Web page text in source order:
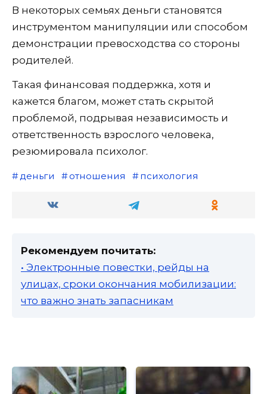
В некоторых семьях деньги становятся
инструментом манипуляции или способом
демонстрации превосходства со стороны
родителей.
Такая финансовая поддержка, хотя и
кажется благом, может стать скрытой
проблемой, подрывая независимость и
ответственность взрослого человека,
резюмировала психолог.
деньги отношения психология
Рекомендуем почитать:
• Электронные повестки, рейды на
улицах, сроки окончания мобилизации:
что важно знать запасникам